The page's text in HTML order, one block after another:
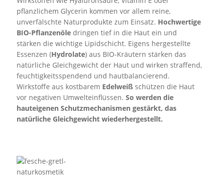
pflanzlichem Glycerin kommen vor allem reine,
unverfälschte Naturprodukte zum Einsatz. Hochwertige
BIO-Pflanzenöle dringen tief in die Haut ein und
stärken die wichtige Lipidschicht. Eigens hergestellte
Essenzen (Hydrolate) aus BIO-Kräutern stärken das
natürliche Gleichgewicht der Haut und wirken straffend,
feuchtigkeitsspendend und hautbalancierend.
Wirkstoffe aus kostbarem Edelweißschützen die Haut
vor negativen Umwelteinflüssen. So werden die
hauteigenen Schutzmechanismen gestärkt, das
natürliche Gleichgewicht wiederhergestellt.